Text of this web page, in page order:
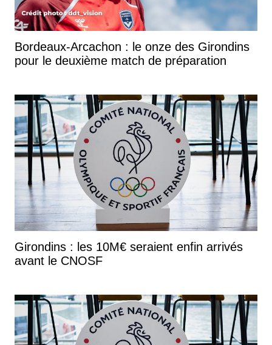
Bordeaux-Arcachon : le onze des Girondins
pour le deuxième match de préparation
Girondins : les 10M€ seraient enfin arrivés
avant le CNOSF